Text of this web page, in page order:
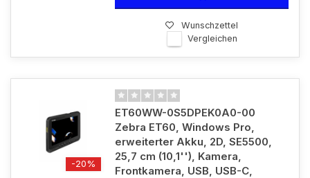
Wunschzettel
Vergleichen
-20%
ET60WW-0S5DPEK0A0-00
Zebra ET60, Windows Pro,
erweiterter Akku, 2D, SE5500,
25,7 cm (10,1''), Kamera,
Frontkamera, USB, USB-C,